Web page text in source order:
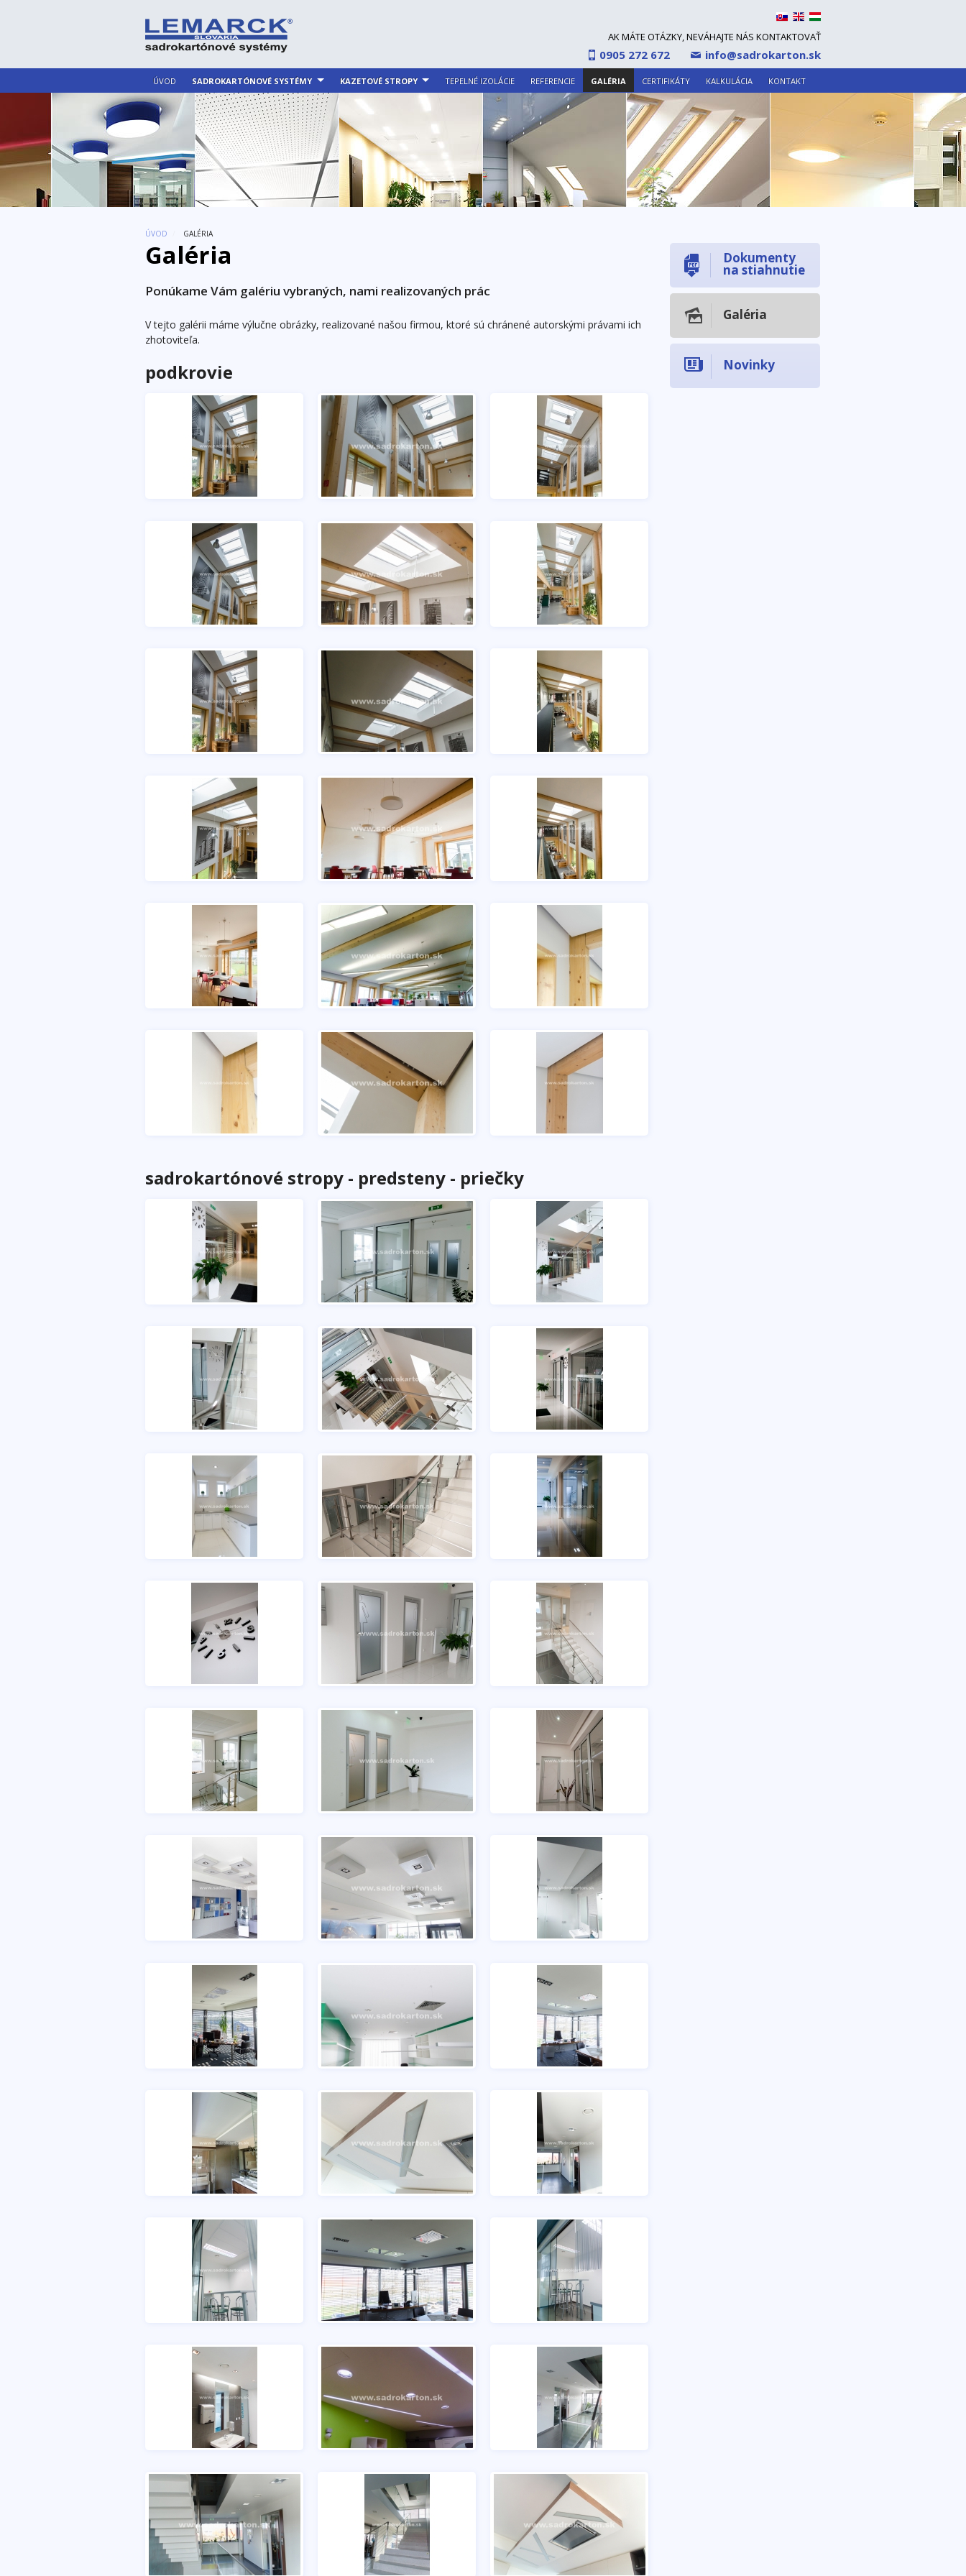
AK MÁTE OTÁZKY, NEVÁHAJTE NÁS KONTAKTOVAŤ
0905 272 672 info@sadrokarton.sk
ÚVOD SADROKARTÓNOVÉ SYSTÉMY KAZETOVÉ STROPY TEPELNÉ IZOLÁCIE REFERENCIE GALÉRIA CERTIFIKÁTY KALKULÁCIA KONTAKT
ÚVOD GALÉRIA
Galéria
Ponúkame Vám galériu vybraných, nami realizovaných prác
V tejto galérii máme výlučne obrázky, realizované našou firmou, ktoré sú chránené autorskými právami ich
zhotoviteľa.
podkrovie
sadrokartónové stropy - predsteny - priečky
Dokumenty
na stiahnutie
Galéria
Novinky